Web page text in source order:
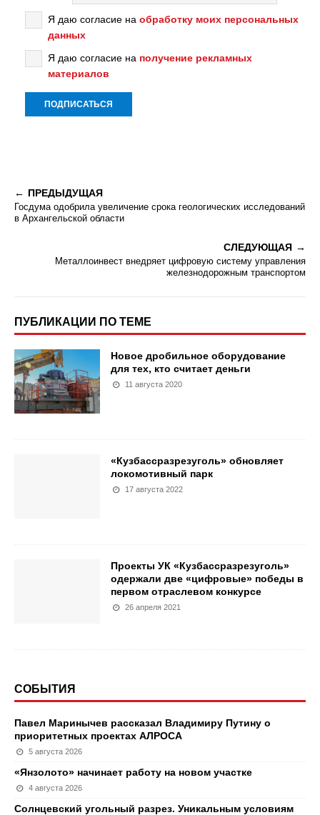
Я даю согласие на обработку моих персональных
данных
Я даю согласие на получение рекламных
материалов
ПРЕДЫДУЩАЯ
Госдума одобрила увеличение срока геологических исследований
в Архангельской области
СЛЕДУЮЩАЯ
Металлоинвест внедряет цифровую систему управления
железнодорожным транспортом
ПУБЛИКАЦИИ ПО ТЕМЕ
Новое дробильное оборудование
для тех, кто считает деньги
11 августа 2020
«Кузбассразрезуголь» обновляет
локомотивный парк
17 августа 2022
Проекты УК «Кузбассразрезуголь»
одержали две «цифровые» победы в
первом отраслевом конкурсе
26 апреля 2021
СОБЫТИЯ
Павел Маринычев рассказал Владимиру Путину о
приоритетных проектах АЛРОСА
5 августа 2026
«Янзолото» начинает работу на новом участке
4 августа 2026
Солнцевский угольный разрез. Уникальным условиям